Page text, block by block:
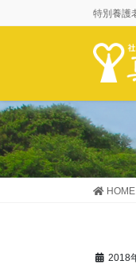
ン
に
移
動
ビ
ョ
ン
に
移
動
特別養護
HOME
2018